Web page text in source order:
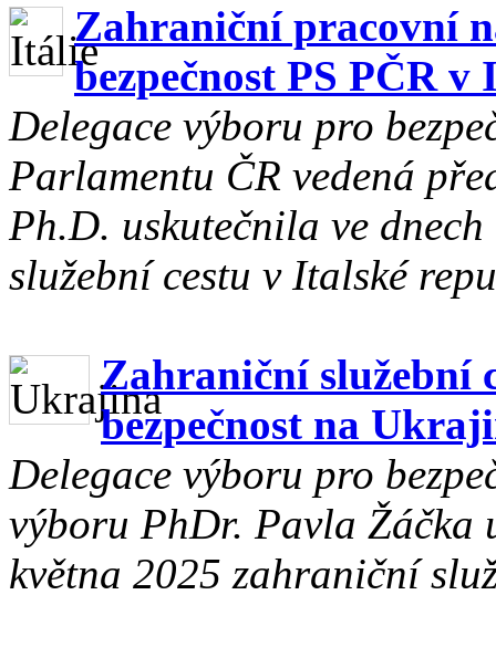
Zahraniční pracovní
bezpečnost PS PČR
Delegace výboru pro
Parlamentu ČR vedená
Ph.D. uskutečnila ve
služební cestu v Italské
Zahraniční služební
bezpečnost na
Delegace výboru pro
výboru PhDr. Pavla Žáčka
května 2025 zahraniční